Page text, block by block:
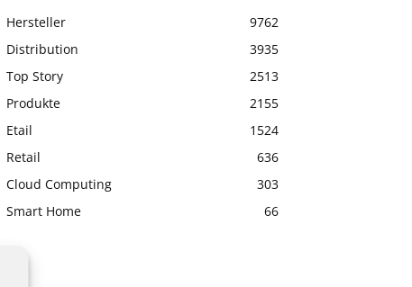
Hersteller
9762
Distribution
3935
Top Story
2513
Produkte
2155
Etail
1524
Retail
636
Cloud Computing
303
Smart Home
66